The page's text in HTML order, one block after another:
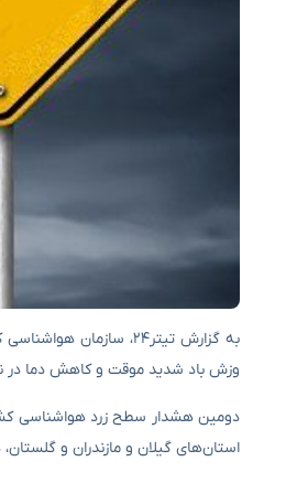
به گزارش تیتر۲۴،
وزش باد شدید موقت و کاهش دما در
دومین هشدار سطح زرد هواشناسی
استان‌های گیلان و مازندران و